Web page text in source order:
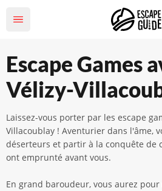
Escape Games
Vélizy-
Laissez-vous porter par les escape
Villacoublay ! Aventurier dans l'âme,
déserteurs et partir à la conquête de
ont emprunté avant vous.
En grand baroudeur, vous aurez